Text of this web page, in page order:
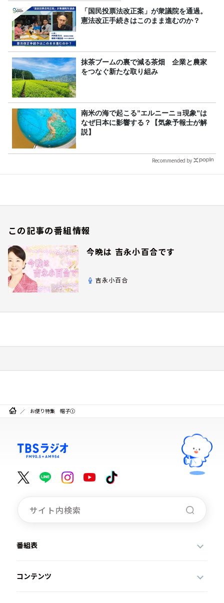
「国民投票法改正案」が衆議院を通過。
憲法改正手続きはこのまま進むのか？
抹茶ブームの裏で減る茶畑 企業と農家
をつなぐ新たな取り組み
南米の海で起こる”エルニーニョ現象”は
なぜ日本に影響する？【気象予報士が解
説】
Recommended by
この記事の番組情報
今晩は 吉永小百合です
吉永小百合
お便り特集 帽子①
番組表
コンテンツ